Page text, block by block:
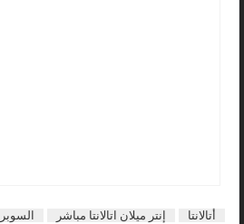
أتالانتا إنتر ميلان اتالانتا مباشر